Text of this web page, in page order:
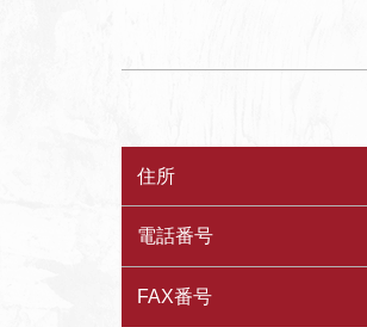
住所
電話番号
FAX番号